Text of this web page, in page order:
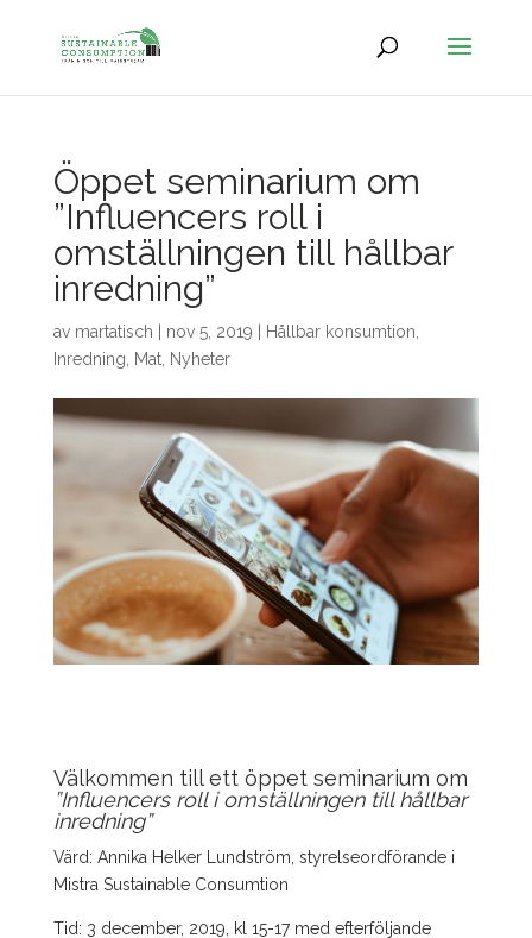
Öppet seminarium om
”Influencers roll i
omställningen till hållbar
inredning”
av martatisch nov 5, 2019 Hållbar konsumtion
Inredning
Mat, Nyheter
Välkommen till ett öppet seminarium om
”Influencers roll i omställningen till hållbar
inredning”
Värd: Annika Helker Lundström, styrelseordförande i
Mistra Sustainable Consumtion
Tid: 3 december, 2019, kl 15-17 med efterföljande